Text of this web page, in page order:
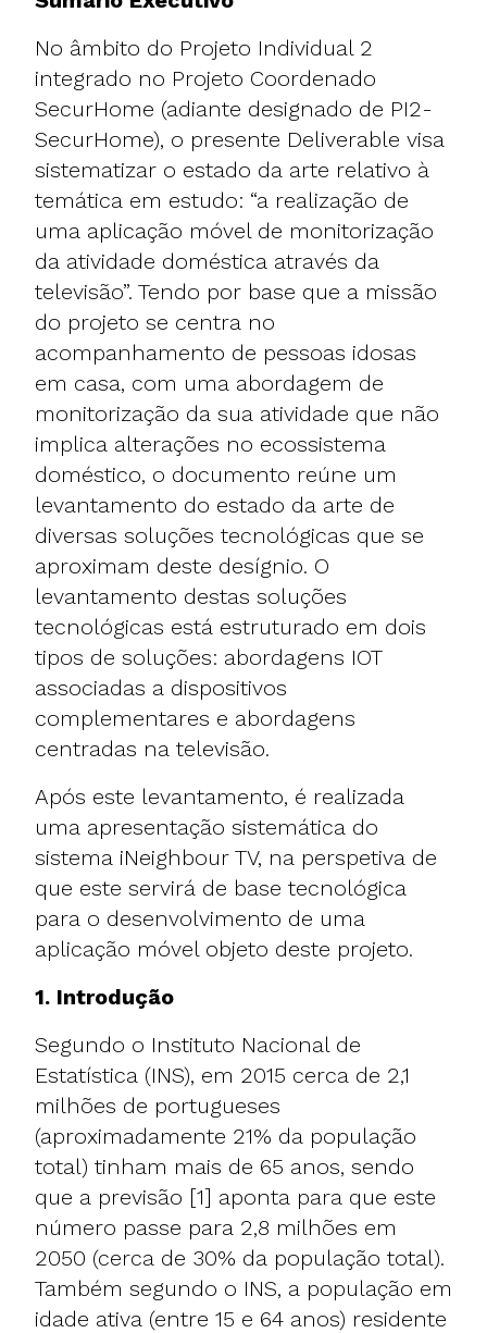
No âmbito do Projeto Individual 2
integrado no Projeto Coordenado
SecurHome (adiante designado de PI2-
SecurHome), o presente Deliverable visa
sistematizar o estado da arte relativo à
temática em estudo: “a realização de
uma aplicação móvel de monitorização
da atividade doméstica através da
televisão”. Tendo por base que a missão
do projeto se centra no
acompanhamento de pessoas idosas
em casa, com uma abordagem de
monitorização da sua atividade que não
implica alterações no ecossistema
doméstico, o documento reúne um
levantamento do estado da arte de
diversas soluções tecnológicas que se
aproximam deste desígnio. O
levantamento destas soluções
tecnológicas está estruturado em dois
tipos de soluções: abordagens IOT
associadas a dispositivos
complementares e abordagens
centradas na televisão.
Após este levantamento, é realizada
uma apresentação sistemática do
sistema iNeighbour TV, na perspetiva de
que este servirá de base tecnológica
para o desenvolvimento de uma
aplicação móvel objeto deste projeto.
1. Introdução
Segundo o Instituto Nacional de
Estatística (INS), em 2015 cerca de 2,1
milhões de portugueses
(aproximadamente 21% da população
total) tinham mais de 65 anos, sendo
que a previsão [1] aponta para que este
número passe para 2,8 milhões em
2050 (cerca de 30% da população total).
Também segundo o INS, a população em
idade ativa (entre 15 e 64 anos) residente